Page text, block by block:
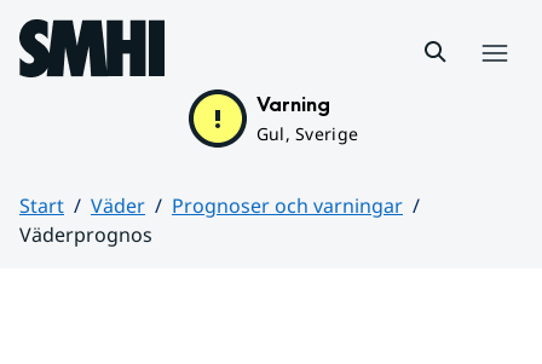
Hoppa till sidans innehåll
Varning
Gul, Sverige
Start Väder
Prognoser och varningar
Väderprognos